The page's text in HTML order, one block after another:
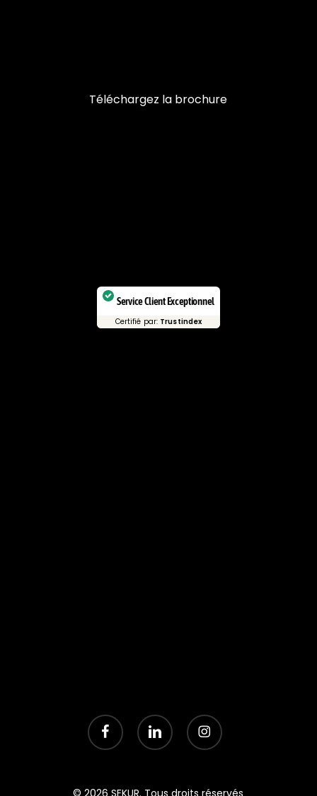
Téléchargez la brochure
Service Client Exceptionnel
Certifié par: Trustindex
facebook linkedin instagram
© 2026 SEKUR. Tous droits réservés